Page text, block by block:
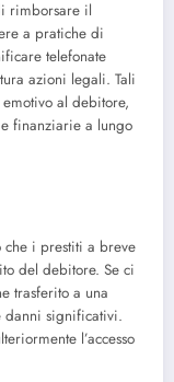
rimborsare il
a pratiche di
telefonate
azioni legali. Tali
al debitore,
finanziarie a lungo
che i prestiti a breve
del debitore. Se ci
trasferito a una
danni significativi.
l’accesso